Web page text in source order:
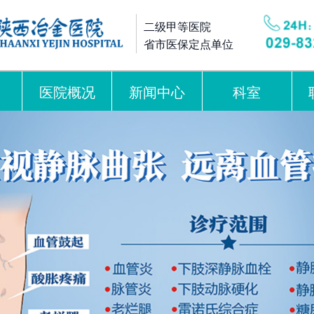
二级甲等医院
省市医保定点单位
医院概况 新闻中心 科室